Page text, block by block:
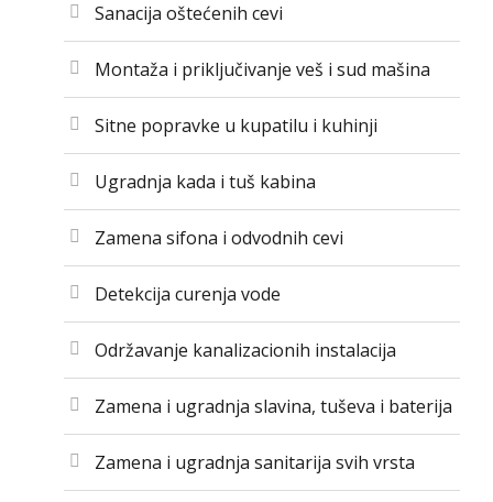
Sanacija oštećenih cevi
Montaža i priključivanje veš i sud mašina
Sitne popravke u kupatilu i kuhinji
Ugradnja kada i tuš kabina
Zamena sifona i odvodnih cevi
Detekcija curenja vode
Održavanje kanalizacionih instalacija
Zamena i ugradnja slavina, tuševa i baterija
Zamena i ugradnja sanitarija svih vrsta